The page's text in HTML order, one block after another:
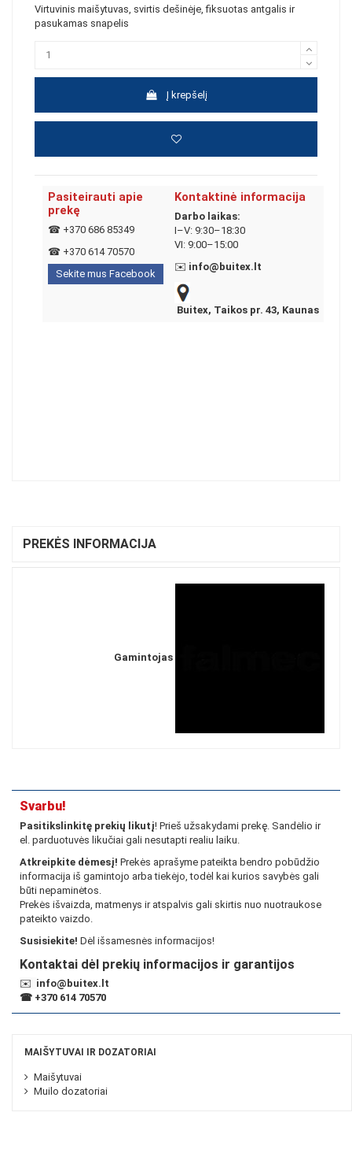
Virtuvinis maišytuvas, svirtis dešinėje, fiksuotas antgalis ir
pasukamas snapelis
Į krepšelį
Pasiteirauti apie
prekę
☎ +370 686 85349
☎ +370 614 70570
Sekite mus Facebook
Kontaktinė informacija
Darbo laikas:
I–V: 9:30–18:30
VI: 9:00–15:00
✉️ info@buitex.lt
Buitex, Taikos pr. 43, Kaunas
PREKĖS INFORMACIJA
Gamintojas
Svarbu!
Pasitikslinkitę prekių likutį! Prieš užsakydami prekę. Sandėlio ir
el. parduotuvės likučiai gali nesutapti realiu laiku.
Atkreipkite dėmesį! Prekės aprašyme pateikta bendro pobūdžio
informacija iš gamintojo arba tiekėjo, todėl kai kurios savybės gali
būti nepaminėtos.
Prekės išvaizda, matmenys ir atspalvis gali skirtis nuo nuotraukose
pateikto vaizdo.
Susisiekite! Dėl išsamesnės informacijos!
Kontaktai dėl prekių informacijos ir garantijos
✉️ info@buitex.lt
☎ +370 614 70570
MAIŠYTUVAI IR DOZATORIAI
Maišytuvai
Muilo dozatoriai